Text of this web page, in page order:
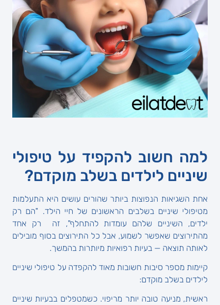
למה חשוב להקפיד על טיפולי
שיניים לילדים בשלב מוקדם?
אחת השגיאות הנפוצות ביותר שהורים עושים היא התעלמות
מטיפולי שיניים בשלבים הראשונים של חיי הילד. "הם רק
ילדים, השיניים שלהם עומדות להתחלף", זה רק אחד
מהתירוצים שאפשר לשמוע, אבל כל התירוצים בסוף מובילים
לאותה תוצאה — בעיות רפואיות מיותרות בהמשך.
קיימות מספר סיבות חשובות מאוד להקפדה על טיפולי שיניים
לילדים בשלב מוקדם:
ראשית, מניעה טובה יותר מריפוי. כשמטפלים בבעיות שיניים